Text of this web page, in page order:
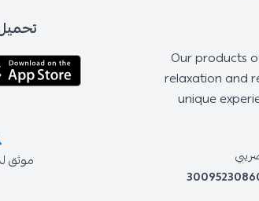
Our products
relaxation and
unique
موثق